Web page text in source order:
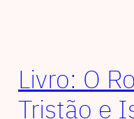
Livro: O
Tristão e